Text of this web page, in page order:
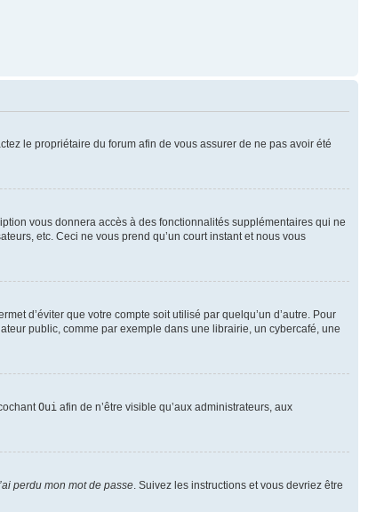
le propriétaire du forum afin de vous assurer de ne pas avoir été
vous donnera accès à des fonctionnalités supplémentaires qui ne
etc. Ceci ne vous prend qu’un court instant et nous vous
d’éviter que votre compte soit utilisé par quelqu’un d’autre. Pour
public, comme par exemple dans une librairie, un cybercafé, une
Oui afin de n’être visible qu’aux administrateurs, aux
perdu mon mot de passe. Suivez les instructions et vous devriez être